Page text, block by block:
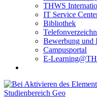
THWS
IT Service
Bibliothek
Bewerbung und
Campusportal
E-
Studienbereich Geo